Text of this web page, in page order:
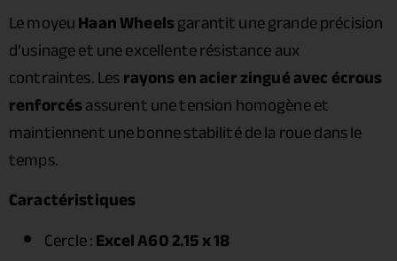
Le moyeuHaan Wheelsgarantit une grande précision
d’usinage et une excellente résistance aux
contraintes. Lesrayons en acier zingué avec écrous
renforcésassurent une tension homogène et
maintiennent une bonne stabilité de la roue dans le
temps.
Caractéristiques
Cercle :Excel A60 2.15 x 18